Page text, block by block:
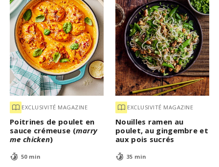
EXCLUSIVITÉ MAGAZINE
Poitrines de poulet en
sauce crémeuse (marry
me chicken)
50 min
EXCLUSIVITÉ MAGAZINE
Nouilles ramen au
poulet, au gingembre et
aux pois sucrés
35 min